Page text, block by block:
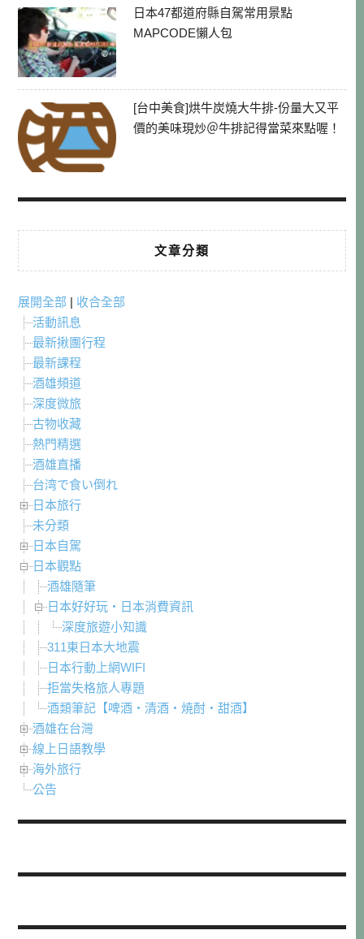
日本47都道府縣自駕常用景點
MAPCODE懶人包
[台中美食]烘牛炭燒大牛排-份量大又平
價的美味現炒＠牛排記得當菜來點喔！
文章分類
展開全部 | 收合全部
活動訊息
最新揪團行程
最新課程
酒雄頻道
深度微旅
古物收藏
熱門精選
酒雄直播
台湾で食い倒れ
日本旅行
未分類
日本自駕
日本觀點
酒雄隨筆
日本好好玩・日本消費資訊
深度旅遊小知識
311東日本大地震
日本行動上網WIFI
拒當失格旅人專題
酒類筆記【啤酒・清酒・焼酎・甜酒】
酒雄在台灣
線上日語教學
海外旅行
公告